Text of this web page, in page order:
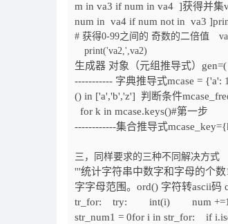
m in va3 if num in va4 ]获得并集
num in va4 if num not in va3
# 获得0-99之间的 奇数的二倍值
print('va2,',va2)
生成器 对象（元组推导式）
----------- 字典推导式mcase =
() in ['a','b','z'] 判断条件
for k in mcase.keys()#第一步
------------集合推导式
三，同样要求的三种不同解决方式
'''统计字符串中数字和字母的个
字字母范围。ord() 字符转ascii码
tr_for: try: int(i) num +=1
str_num1 = 0for i in str_for: if